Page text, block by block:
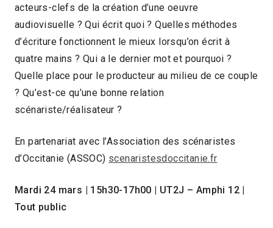
acteurs-clefs de la création d’une oeuvre
audiovisuelle ? Qui écrit quoi ? Quelles méthodes
d’écriture fonctionnent le mieux lorsqu’on écrit à
quatre mains ? Qui a le dernier mot et pourquoi ?
Quelle place pour le producteur au milieu de ce couple
? Qu’est-ce qu’une bonne relation
scénariste/réalisateur ?
En partenariat avec l’Association des scénaristes
d’Occitanie (ASSOC) scenaristesdoccitanie.fr
Mardi 24 mars | 15h30-17h00 | UT2J – Amphi 12 |
Tout public